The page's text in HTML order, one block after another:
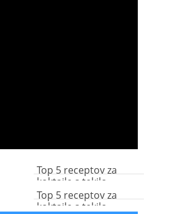
Top 5 receptov za
koktajle s tekilo
Top 5 receptov za
koktajle s tekilo